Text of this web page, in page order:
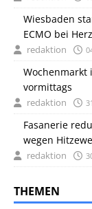
Wiesbaden
ECMO bei
redaktion
Wochenmarkt
vormittags
redaktion
Fasanerie
wegen
redaktion
THEMEN